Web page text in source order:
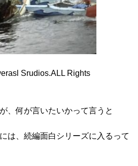
Srudios.ALL Rights
、何が言いたいかって言うと
は、続編面白シリーズに入るって